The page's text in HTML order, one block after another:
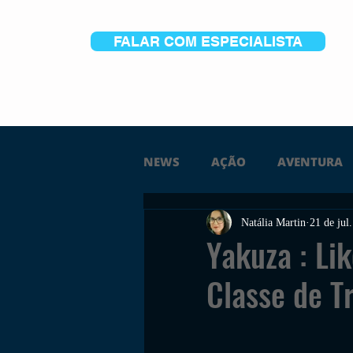
FALAR COM ESPECIALISTA
NEWS AÇÃO AVENTURA
FICÇÃO TERROR PC
TRAILER PLATAFORMA
Yakuza :
Classe de
Natália Martin 21 de